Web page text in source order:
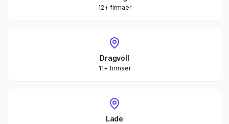
12+ firmaer
Dragvoll
11+ firmaer
Lade